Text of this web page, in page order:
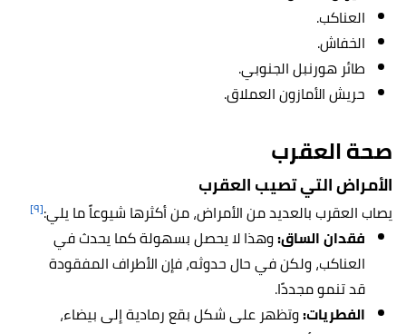
العناكب.
الخفاش.
طائر هورنبل الجنوبي.
حريش الأمازون العملاق.
صحة العقرب
الأمراض التي تصيب العقرب
يصاب العقرب بالعديد من الأمراض، من أكثرها شيوعاً ما يلي:[٩]
فقدان الساق:وهذا لا يحصل بسهولة كما يحدث في
العناكب، ولكن في حال حدوثه، فإن الأطراف المفقودة
قد تنمو مجددًا.
الفطريات:وتظهر على شكل بقع رمادية إلى بيضاء،